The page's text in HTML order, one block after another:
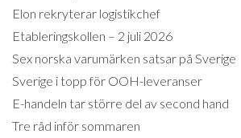
Elon rekryterar logistikchef
Etableringskollen – 2 juli 2026
Sex norska varumärken satsar på Sverige
Sverige i topp för OOH-leveranser
E-handeln tar större del av second hand
Tre råd inför sommaren